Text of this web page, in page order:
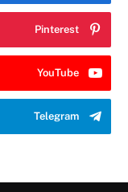
Pinterest
YouTube
Telegram